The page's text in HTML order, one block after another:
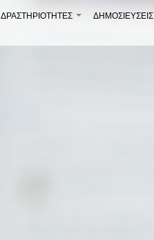
+
ΔΡΑΣΤΗΡΙΟΤΗΤΕΣ ΔΗΜΟΣΙΕΎΣΕΙΣ